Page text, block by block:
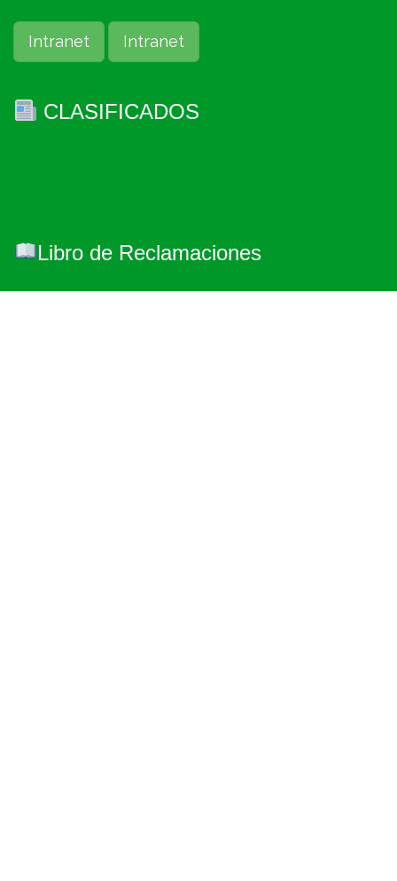
Intranet Intranet
CLASIFICADOS
Libro de Reclamaciones